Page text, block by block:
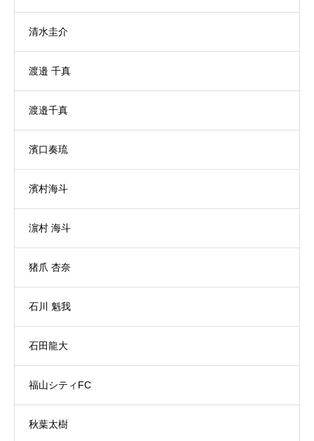
清水圭介
渡邉 千真
渡邉千真
濱口奏琉
濱村海斗
濵村 海斗
猪爪 杏奈
石川 魁我
石田龍大
福山シティFC
秋葉太樹